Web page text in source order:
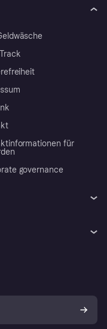
für
governance